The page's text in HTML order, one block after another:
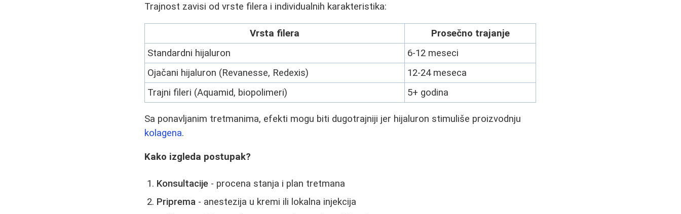
Trajnost zavisi od vrste filera i individualnih karakteristika:
Vrsta filera
Prosečno trajanje
Standardni hijaluron
6-12 meseci
Ojačani hijaluron (Revanesse, Redexis)
12-24 meseca
Trajni fileri (Aquamid, biopolimeri)
5+ godina
Sa ponavljanim tretmanima, efekti mogu biti dugotrajniji jer hijaluron stimuliše proizvodnju
kolagena.
Kako izgleda postupak?
Konsultacije - procena stanja i plan tretmana
Priprema - anestezija u kremi ili lokalna injekcija